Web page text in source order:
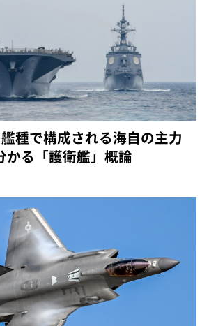
種で構成される海自の主力
る「護衛艦」概論